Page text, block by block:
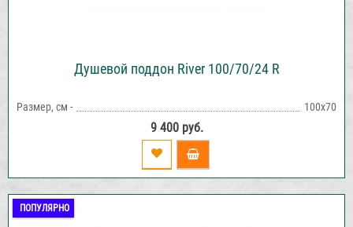
Душевой поддон River 100/70/24 R
Размер, см - 100х70
9 400 руб.
ПОПУЛЯРНО